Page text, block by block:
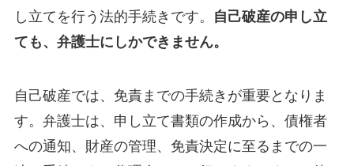
し立てを行う法的手続きです。
自己破産の申し立
ても、弁護士にしかできません。
自己破産では、免責までの手続きが重要となりま
す。弁護士は、申し立て書類の作成から、債権者
への通知、財産の管理、免責決定に至るまでの一